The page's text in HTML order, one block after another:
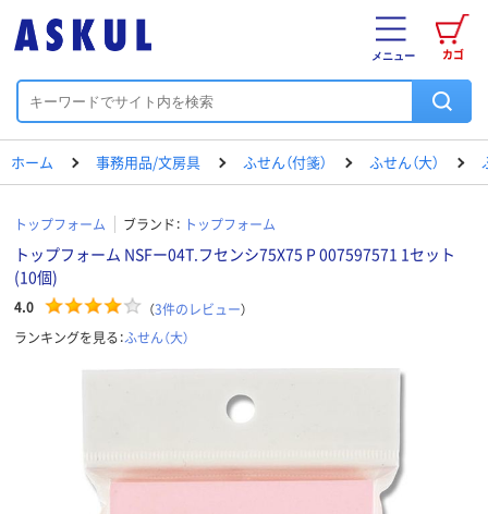
カゴ
メニュー
ホーム 事務用品/文房具 ふせん（付箋） ふせん（大）
トップフォーム ブランド： トップフォーム
トップフォーム NSFー04T.フセンシ75X75 P 007597571 1セット
(10個)
4.0 （3件のレビュー）
ランキングを見る：ふせん（大）